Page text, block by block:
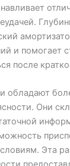
и помогает
после
обладают
Они
Эта